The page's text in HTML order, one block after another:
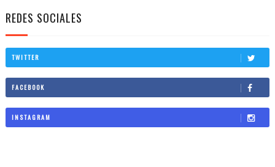
REDES SOCIALES
TWITTER
FACEBOOK
INSTAGRAM